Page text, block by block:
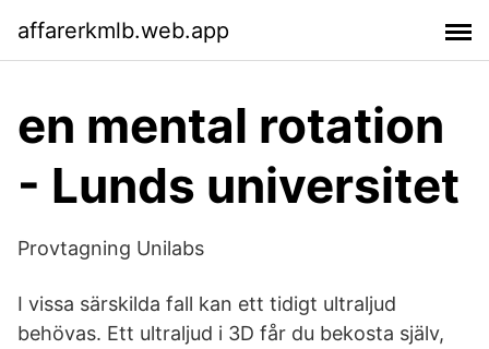
affarerkmlb.web.app
en mental rotation
- Lunds universitet
Provtagning Unilabs
I vissa särskilda fall kan ett tidigt ultraljud
behövas. Ett ultraljud i 3D får du bekosta själv,